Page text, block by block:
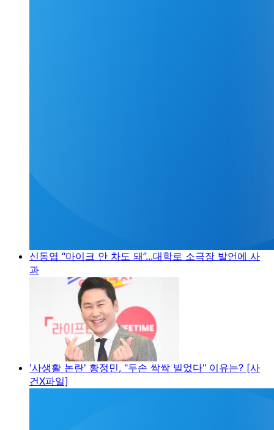
신동엽 “마이크 안 차도 돼”...대학로 소극장 발언에 사
과
'사생활 논란' 황정민, "두손 싹싹 빌었다" 이유는? [사
건X파일]